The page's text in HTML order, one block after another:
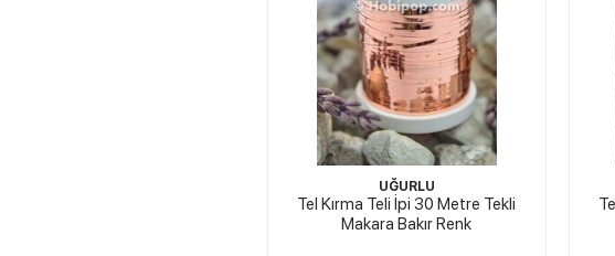
UĞURLU
Tel Kırma Teli İpi 30 Metre Tekli
Makara Bakır Renk